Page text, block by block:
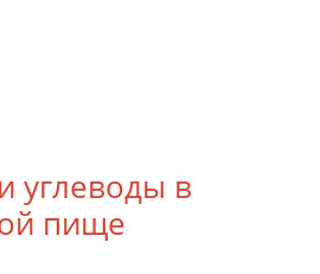
углеводы в
пище